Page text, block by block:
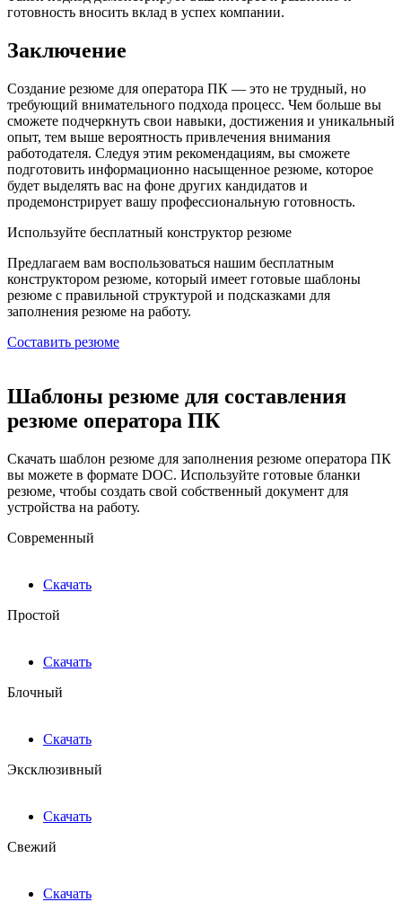
готовность вносить вклад в успех компании.
Заключение
Создание резюме для оператора ПК — это не трудный, но
требующий внимательного подхода процесс. Чем больше вы
сможете подчеркнуть свои навыки, достижения и уникальный
опыт, тем выше вероятность привлечения внимания
работодателя. Следуя этим рекомендациям, вы сможете
подготовить информационно насыщенное резюме, которое
будет выделять вас на фоне других кандидатов и
продемонстрирует вашу профессиональную готовность.
Используйте бесплатный конструктор резюме
Предлагаем вам воспользоваться нашим бесплатным
конструктором резюме, который имеет готовые шаблоны
резюме с правильной структурой и подсказками для
заполнения резюме на работу.
Составить резюме
Шаблоны резюме для составления
резюме оператора ПК
Скачать шаблон резюме для заполнения резюме оператора ПК
вы можете в формате DOC. Используйте готовые бланки
резюме, чтобы создать свой собственный документ для
устройства на работу.
Современный
Скачать
Простой
Скачать
Блочный
Скачать
Эксклюзивный
Скачать
Свежий
Скачать